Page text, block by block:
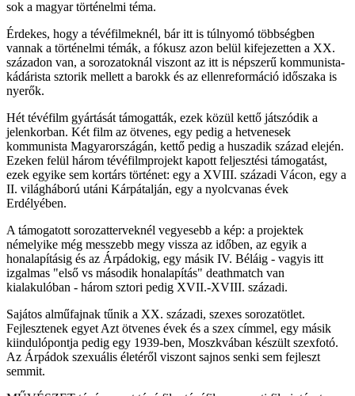
sok a magyar történelmi téma.
Érdekes, hogy a tévéfilmeknél, bár itt is túlnyomó többségben
vannak a történelmi témák, a fókusz azon belül kifejezetten a XX.
századon van, a sorozatoknál viszont az itt is népszerű kommunista-
kádárista sztorik mellett a barokk és az ellenreformáció időszaka is
nyerők.
Hét tévéfilm gyártását támogatták, ezek közül kettő játszódik a
jelenkorban. Két film az ötvenes, egy pedig a hetvenesek
kommunista Magyarországán, kettő pedig a huszadik század elején.
Ezeken felül három tévéfilmprojekt kapott feljesztési támogatást,
ezek egyike sem kortárs történet: egy a XVIII. századi Vácon, egy a
II. világháború utáni Kárpátalján, egy a nyolcvanas évek
Erdélyében.
A támogatott sorozatterveknél vegyesebb a kép: a projektek
némelyike még messzebb megy vissza az időben, az egyik a
honalapításig és az Árpádokig, egy másik IV. Béláig - vagyis itt
izgalmas "első vs második honalapítás" deathmatch van
kialakulóban - három sztori pedig XVII.-XVIII. századi.
Sajátos alműfajnak tűnik a XX. századi, szexes sorozatötlet.
Fejlesztenek egyet Azt ötvenes évek és a szex címmel, egy másik
kiindulópontja pedig egy 1939-ben, Moszkvában készült szexfotó.
Az Árpádok szexuális életéről viszont sajnos senki sem fejleszt
semmit.